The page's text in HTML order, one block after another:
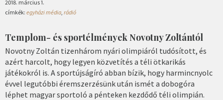
2018. március 1.
címkék: egyházi média, rádió
Templom- és sportélmények Novotny Zoltántól
Novotny Zoltán tizenhárom nyári olimpiáról tudósított, és
azért harcolt, hogy legyen közvetítés a téli ötkarikás
játékokról is. A sportújságíró abban bízik, hogy harmincnyolc
évvel legutóbbi éremszerzésünk után ismét a dobogóra
léphet magyar sportoló a pénteken kezdődő téli olimpián.